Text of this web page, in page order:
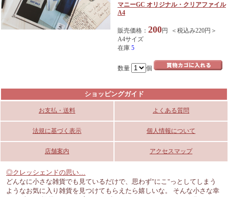
マニーGC オリジナル・クリアファイル
A4
販売価格： 200円 ＜税込み220円＞
A4サイズ
在庫 5
数量 個
ショッピングガイド
お支払・送料 よくある質問
法規に基づく表示 個人情報について
店舗案内 アクセスマップ
◎クレッシェンドの思い…
どんなに小さな雑貨でも見ているだけで、思わず"にこ"っとしてしまう
ようなお気に入り雑貨を見つけてもらえたら嬉しいな。 そんな小さな幸